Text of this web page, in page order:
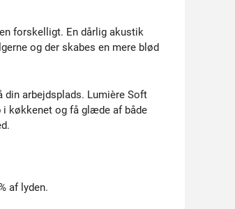
forskelligt. En dårlig akustik
og der skabes en mere blød
arbejdsplads. Lumière Soft
køkkenet og få glæde af både
af lyden.